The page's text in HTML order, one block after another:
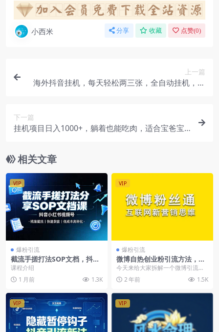
小西米 分享 收藏 点赞(0)
上一篇
海外抖音挂机，每天轻松两三张，全自动挂机，彻
下一篇
挂机项目日入1000+，躺着也能吃肉，适合宝爸宝
相关文章
VIP
爆粉引流
截流手搓打法SOP文档，抖音
小红书视频号精准截流低成本
高转化（飞书文档）
课程介绍
1 月前
1.3K
VIP
爆粉引流
微博自热创业粉引流方法，不
封号Ai洗稿
今天来给大家拆解一个微博引流创
业粉的方法，也是我们自己在做的
一个引流渠道，而且这...
2 年前 1.5K
VIP VIP